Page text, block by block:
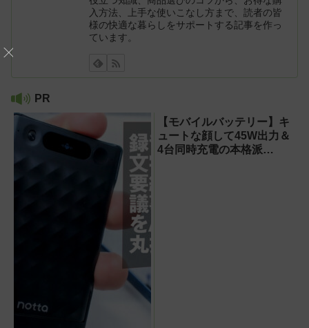
入方法、上手な使いこなし方まで、読者の皆
様の快適な暮らしをサポートする記事を作っ
ています。
PR
【モバイルバッテリー】キ
ュートな顔して45W出力＆
4台同時充電の本格派